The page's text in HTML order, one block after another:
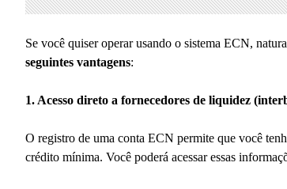
Se você quiser operar usando o sistema ECN,
seguintes vantagens:
1. Acesso direto a fornecedores de liquidez
O registro de uma conta ECN permite que você
crédito mínima. Você poderá acessar essas